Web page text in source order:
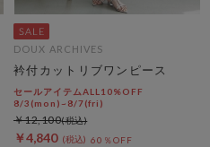
DOUX ARCHIVES
衿付カットリブワンピース
セールアイテムALL10%OFF
8/3(mon)~8/7(fri)
￥4,840 60％OFF
￥12,100